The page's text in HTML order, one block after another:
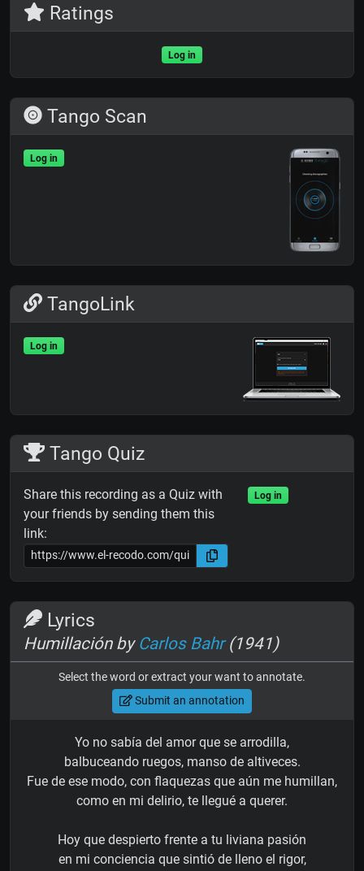
Ratings
Log in
Tango Scan
Log in
TangoLink
Log in
Tango Quiz
Share this recording as a Quiz with
your friends by sending them this
link:
Log in
Lyrics
Humillación by Carlos Bahr(1941)
Select the word or extract your want to annotate.
Submit an annotation
Yo no sabía del amor que se arrodilla,
balbuceando ruegos, manso de altiveces.
Fue de ese modo, con flaquezas que aún me humillan,
como en mi delirio, te llegué a querer.
Hoy que despierto frente a tu liviana pasión
en mi conciencia que sintió de lleno el rigor,